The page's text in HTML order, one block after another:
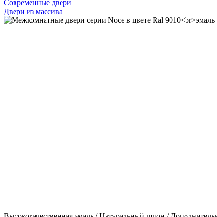
Современные двери
Двери из массива